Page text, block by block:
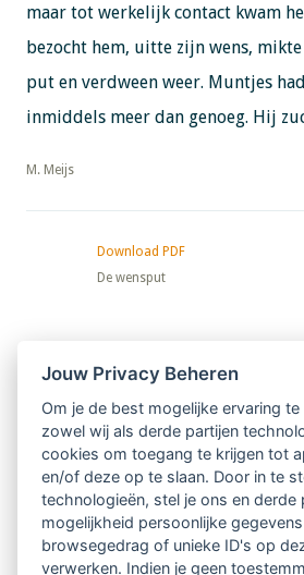
maar tot werkelijk contact kwam
bezocht hem, uitte zijn wens,
put en verdween weer. Muntjes
inmiddels meer dan genoeg. Hij
​​​​​​​M. Meijs
Download PDF
De wensput
Nieuwsbrief
Ontvang 10 x per jaar de LVSC-
relatienieuwsbrief met o.a.:
vrij toegankelijke TsvB-
nieuws op het vlak van
Jouw Privacy Beheren
Om je de best mogelijke ervaring
zowel wij als derde partijen
cookies om toegang te krijgen tot
en/of deze op te slaan. Door in te
technologieën, stel je ons en derde
mogelijkheid persoonlijke
browsegedrag of unieke ID's op
verwerken. Indien je geen